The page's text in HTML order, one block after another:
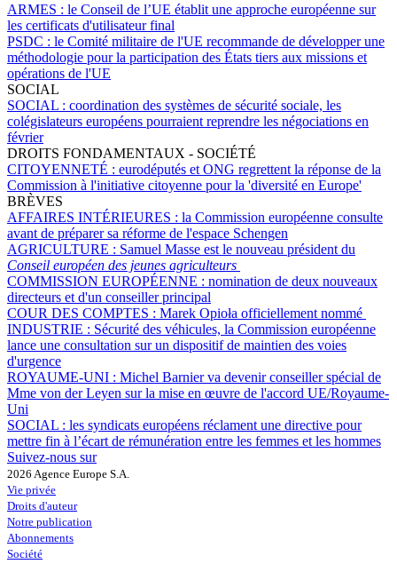
ARMES : le Conseil de l’UE établit une approche européenne sur
les certificats d'utilisateur final
PSDC : le Comité militaire de l'UE recommande de développer une
méthodologie pour la participation des États tiers aux missions et
opérations de l'UE
SOCIAL
SOCIAL : coordination des systèmes de sécurité sociale, les
colégislateurs européens pourraient reprendre les négociations en
février
DROITS FONDAMENTAUX - SOCIÉTÉ
CITOYENNETÉ : eurodéputés et ONG regrettent la réponse de la
Commission à l'initiative citoyenne pour la 'diversité en Europe'
BRÈVES
AFFAIRES INTÉRIEURES : la Commission européenne consulte
avant de préparer sa réforme de l'espace Schengen
AGRICULTURE : Samuel Masse est le nouveau président du
Conseil européen des jeunes agriculteurs
COMMISSION EUROPÉENNE : nomination de deux nouveaux
directeurs et d'un conseiller principal
COUR DES COMPTES : Marek Opioła officiellement nommé
INDUSTRIE : Sécurité des véhicules, la Commission européenne
lance une consultation sur un dispositif de maintien des voies
d'urgence
ROYAUME-UNI : Michel Barnier va devenir conseiller spécial de
Mme von der Leyen sur la mise en œuvre de l'accord UE/Royaume-
Uni
SOCIAL : les syndicats européens réclament une directive pour
mettre fin à l’écart de rémunération entre les femmes et les hommes
Suivez-nous sur
2026 Agence Europe S.A.
Vie privée
Droits d'auteur
Notre publication
Abonnements
Société